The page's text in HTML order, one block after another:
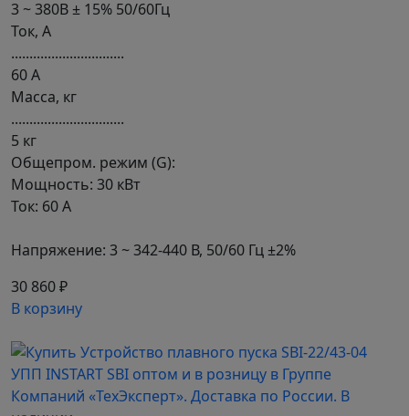
3 ~ 380В ± 15% 50/60Гц
Ток, А
...............................
60 А
Масса, кг
...............................
5 кг
Общепром. режим (G):
Мощность: 30 кВт
Ток: 60 А
Напряжение: 3 ~ 342-440 В, 50/60 Гц ±2%
30 860 ₽
В корзину